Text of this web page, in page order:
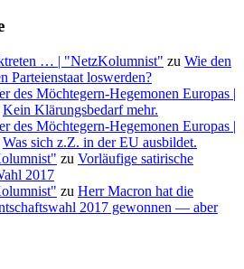
… | "NetzKolumnist" zu Wie den
Parteienstaat loswerden?
des Möchtegern-Hegemonen Europas |
Kein Klärungsbedarf mehr.
des Möchtegern-Hegemonen Europas |
Was sich z.Z. in der EU ausbildet.
zu Vorläufige satirische
2017
zu Herr Macron hat die
2017 gewonnen — aber